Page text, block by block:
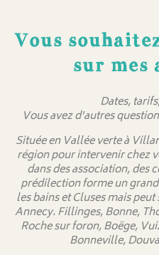
Vous
sur mes
Dates,
Vous avez d’autres
Située en Vallée verte à
région pour intervenir chez
dans des association, des
prédilection forme un
les bains et Cluses mais
Annecy. Fillinges, Bonne,
Roche sur foron, Boëge,
Bonneville,